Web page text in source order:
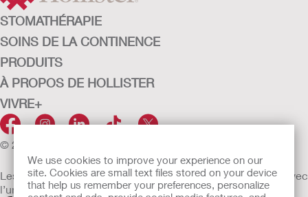
We use cookies to improve your experience on our
site. Cookies are small text files stored on your device
that help us remember your preferences, personalize
STOMATHÉRAPIE
SOINS DE LA CONTINENCE
PRODUITS
À PROPOS DE HOLLISTER
VIVRE+
© 2026 Hollister Incorporated
Les dispositifs médicaux vendus dans l’UE sont marqués avec
l’un des symboles suivants selon le besoin